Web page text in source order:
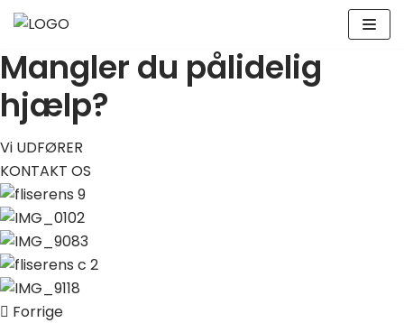
Spring
indhold
Mangler du pålidelig
hjælp?
Vi UDFØRER
KONTAKT OS
Forrige